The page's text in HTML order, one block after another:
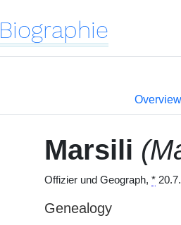
Biographie
Overview
Marsili
Offizier und Geograph, *
Genealogy